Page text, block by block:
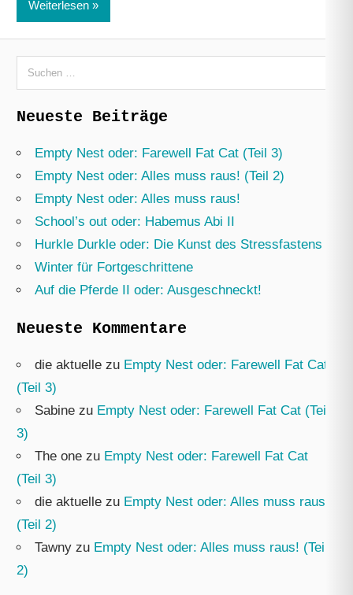
Weiterlesen
Suchen
nach:
Neueste Beiträge
Empty Nest oder: Farewell Fat Cat (Teil 3)
Empty Nest oder: Alles muss raus! (Teil 2)
Empty Nest oder: Alles muss raus!
School’s out oder: Habemus Abi II
Hurkle Durkle oder: Die Kunst des Stressfastens
Winter für Fortgeschrittene
Auf die Pferde II oder: Ausgeschneckt!
Neueste Kommentare
die aktuelle zu Empty Nest oder: Farewell Fat Cat
(Teil 3)
Sabine zu Empty Nest oder: Farewell Fat Cat (Teil
3)
The one zu Empty Nest oder: Farewell Fat Cat
(Teil 3)
die aktuelle zu Empty Nest oder: Alles muss raus!
(Teil 2)
Tawny zu Empty Nest oder: Alles muss raus! (Teil
2)